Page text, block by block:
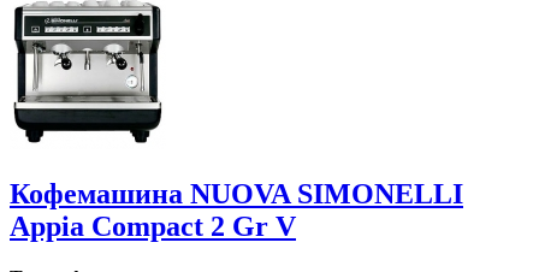
Кофемашина NUOVA SIMONELLI
Appia Compact 2 Gr V